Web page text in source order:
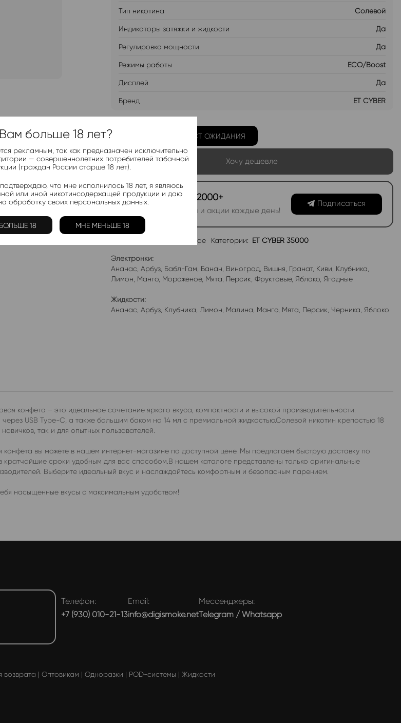
Тип никотина Солевой
Индикаторы затяжки и жидкости Да
Регулировка мощности Да
Режимы работы ECO/Boost
Дисплей Да
Бренд ET CYBER
ДОБАВИТЬ В ЛИСТ ОЖИДАНИЯ
Хочу дешевле
Telegram-канал 2000+
Актуальные новинки и акции каждые день!
Подписаться
Добавить в избранное Категории: ET CYBER 35000
Электронки:
Ананас Арбуз, Бабл-Гам Банан Виноград Вишня Гранат, Киви Клубника
Лимон Манго, Мороженое, Мята Персик Фруктовые, Яблоко, Ягодные
Жидкости:
Ананас Арбуз, Клубника Лимон Малина Манго, Мята Персик Черника Яблоко
конфета – это идеальное сочетание яркого вкуса, компактности и высокой производительности.
USB Type-C, а также большим баком на 14 мл с премиальной жидкостью.Солевой никотин крепостью 18
так и для опытных пользователей.
вы можете в нашем интернет-магазине по доступной цене. Мы предлагаем быструю доставку по
сроки удобным для вас способом.В нашем каталоге представлены только оригинальные
Выберите идеальный вкус и наслаждайтесь комфортным и безопасным парением.
насыщенные вкусы с максимальным удобством!
Телефон:
+7 (930) 010-21-13
Email:
info@digismoke.net
Мессенджеры:
Telegram / Whatsapp
возврата | Оптовикам | Одноразки | POD-системы | Жидкости
Вам больше 18 лет?
рекламным, так как предназначен исключительно
— совершеннолетних потребителей табачной
(граждан России старше 18 лет).
что мне исполнилось 18 лет, я являюсь
или иной никотинсодержащей продукции и даю
обработку своих персональных данных.
18 МНЕ МЕНЬШЕ 18